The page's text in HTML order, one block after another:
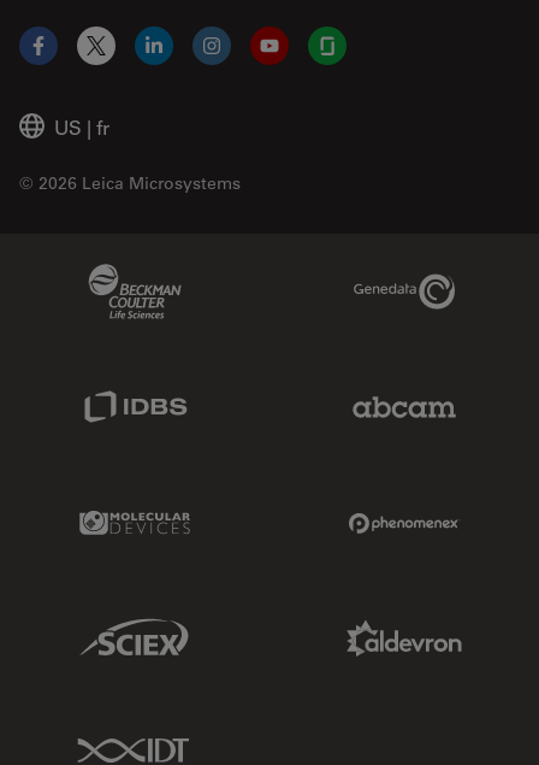
US | fr
© 2026 Leica Microsystems
Facebook
X LinkedInInstagramYouTubeGlassdoor
Genedata Link
Molecular Devices Link
Sciex Link
IDT Link